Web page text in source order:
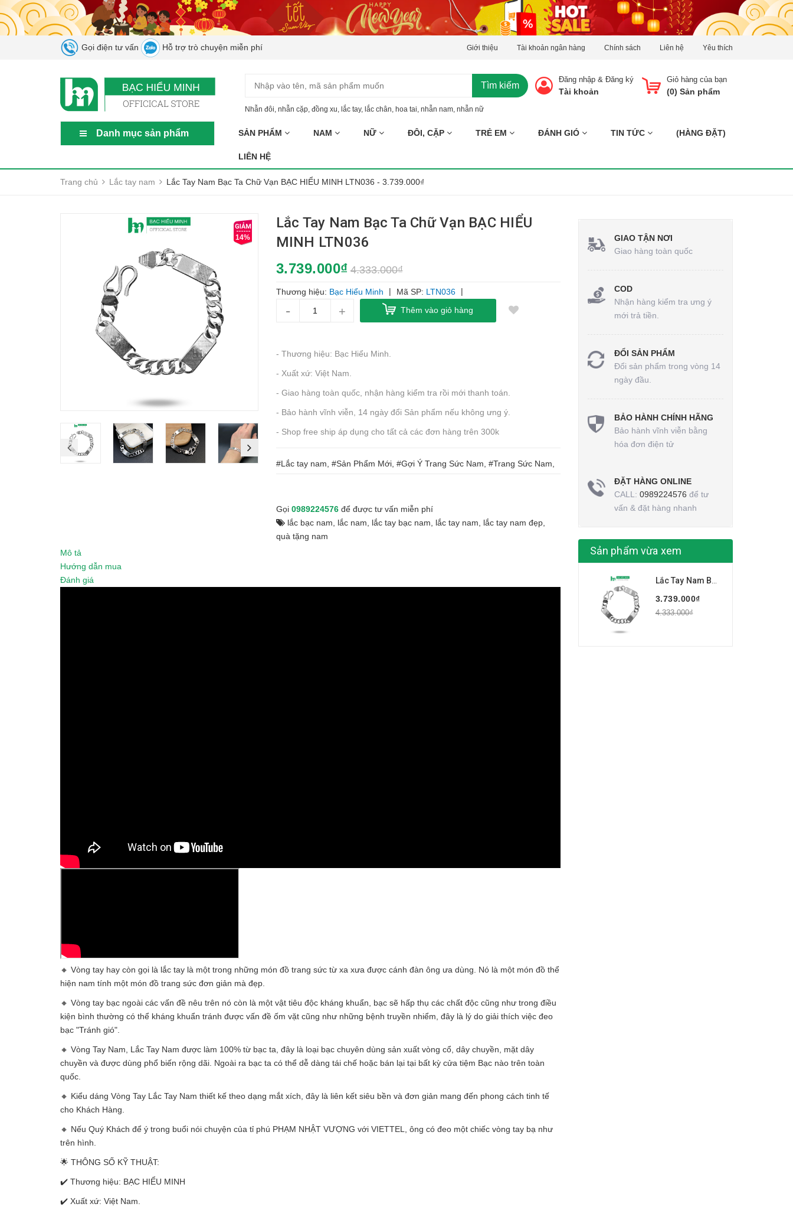
Gọi điện tư vấn Hỗ trợ trò chuyện miễn phí Giới thiệu Tài khoản ngân hàng Chính sách Liên hệ Yêu thích
Tìm kiếm
Nhẫn đôi nhẫn cặp đồng xu lắc tay, lắc chân hoa tai nhẫn nam nhẫn nữ
Giỏ hàng của bạn
(0) Sản phẩm
Đăng nhập & Đăng ký
Tài khoản
Danh mục sản phẩm SẢN PHẨM NAM NỮ ĐÔI, CẶP TRẺ EM ĐÁNH GIÓ TIN TỨC (HÀNG ĐẶT)
LIÊN HỆ
Trang chủ Lắc tay nam Lắc Tay Nam Bạc Ta Chữ Vạn BẠC HIỂU MINH LTN036 - 3.739.000₫
14%
Lắc Tay Nam Bạc Ta Chữ Vạn BẠC HIỂU
MINH LTN036
3.739.000₫ 4.333.000₫
Thương hiệu: Bạc Hiểu Minh | Mã SP: LTN036 |
- + Thêm vào giỏ hàng
- Thương hiệu: Bạc Hiểu Minh.
- Xuất xứ: Việt Nam.
- Giao hàng toàn quốc, nhận hàng kiểm tra rồi mới thanh toán.
- Bảo hành vĩnh viễn, 14 ngày đổi Sản phẩm nếu không ưng ý.
- Shop free ship áp dụng cho tất cả các đơn hàng trên 300k
#Lắc tay nam, #Sản Phẩm Mới, #Gợi Ý Trang Sức Nam, #Trang Sức Nam,
Gọi 0989224576để được tư vấn miễn phí
lắc bạc nam
lắc nam lắc tay bạc nam lắc tay nam lắc tay nam đẹp,
quà tặng nam
Mô tả
Hướng dẫn mua
Đánh giá
🔸 Vòng tay hay còn gọi là lắc tay là một trong những món đồ trang sức từ xa xưa được cánh đàn ông ưa dùng. Nó là một món đồ thể
hiện nam tính một món đồ trang sức đơn giản mà đẹp.
🔸 Vòng tay bạc ngoài các vấn đề nêu trên nó còn là một vật tiêu độc kháng khuẩn, bạc sẽ hấp thụ các chất độc cũng như trong điều
kiện bình thường có thể kháng khuẩn tránh được vấn đề ốm vặt cũng như những bệnh truyền nhiểm, đây là lý do giải thích việc đeo
bạc "Tránh gió".
🔸 Vòng Tay Nam, Lắc Tay Nam được làm 100% từ bạc ta, đây là loại bạc chuyên dùng sản xuất vòng cổ, dây chuyền, mặt dây
chuyền và được dùng phổ biến rộng dãi. Ngoài ra bạc ta có thể dễ dàng tái chế hoặc bán lại tại bất kỳ cửa tiệm Bạc nào trên toàn
quốc.
🔸 Kiểu dáng Vòng Tay Lắc Tay Nam thiết kế theo dạng mắt xích, đây là liên kết siêu bền và đơn giản mang đến phong cách tinh tế
cho Khách Hàng.
🔸 Nếu Quý Khách để ý trong buổi nói chuyện của tỉ phú PHẠM NHẬT VƯỢNG với VIETTEL, ông có đeo một chiếc vòng tay bạ như
trên hình.
🌟 THÔNG SỐ KỸ THUẬT:
✔️ Thương hiệu: BẠC HIỂU MINH
✔️ Xuất xứ: Việt Nam.
GIAO TẬN NƠI
Giao hàng toàn quốc
COD
Nhận hàng kiểm tra ưng ý
mới trả tiền.
ĐỔI SẢN PHẨM
Đổi sản phẩm trong vòng 14
ngày đầu.
BẢO HÀNH CHÍNH HÃNG
Bảo hành vĩnh viễn bằng
hóa đơn điện tử
ĐẶT HÀNG ONLINE
CALL: 0989224576 để tư
vấn & đặt hàng nhanh
Sản phẩm vừa xem
3.739.000₫
4.333.000₫